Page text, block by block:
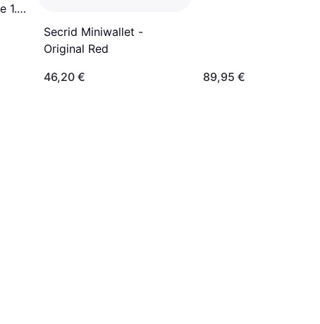
1.0
Secrid Miniwallet -
Original Red
46,20 €
89,95 €